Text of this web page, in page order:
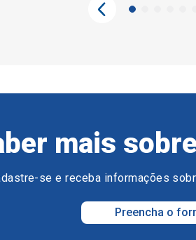
mais
se e receba informações
Preencha o